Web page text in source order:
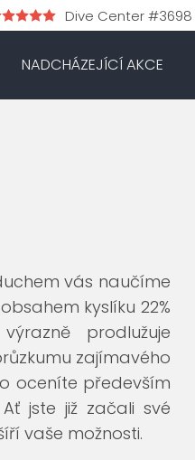
Dive Center #3698
NADCHÁZEJÍCÍ AKCE
vás naučíme
kyslíku 22%
prodlužuje
zajímavého
oceníte především
jste již začali své
vaše možnosti.